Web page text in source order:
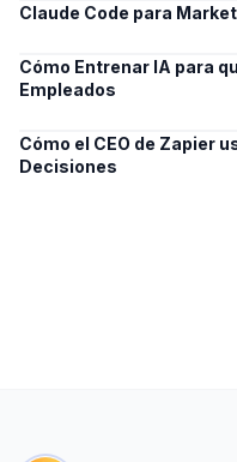
Claude Code para
Cómo Entrenar IA para
Empleados
Cómo el CEO de Zapier
Decisiones